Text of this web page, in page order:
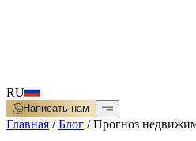
RU
Написать нам
Главная /Блог /Прогноз